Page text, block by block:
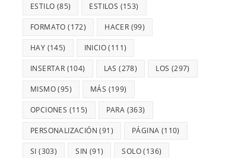
ESTILO (85) ESTILOS (153)
FORMATO (172) HACER (99)
HAY (145) INICIO(111)
INSERTAR (104) LAS (278) LOS (297)
MISMO(95) MÁS (199)
OPCIONES (115) PARA (363)
PERSONALIZACIÓN (91) PÁGINA (110)
SI (303) SIN (91) SOLO(136)